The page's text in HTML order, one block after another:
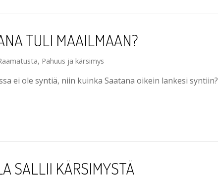
TULI MAAILMAAN?
, Pahuus ja kärsimys
ei ole syntiä, niin kuinka Saatana oikein lankesi syntiin?
SALLII KÄRSIMYSTÄ